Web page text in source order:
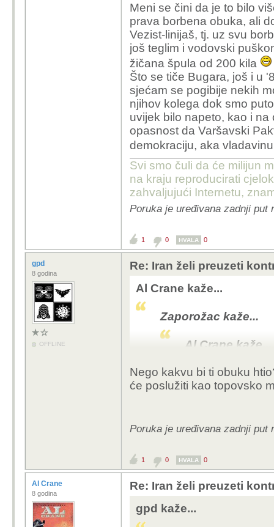
jednostavno na
na bojištu, i još
znaš da je to
možda za
Jankec brigade
A čuj parodija.
Možda za mene koji
Pragu (M53/59 Praga
dvocjevni top 30 mm)
kod "nas" u Zaječaru
obuku i nakon obuke
mjeseci. Majke mi
dolaze polupani s
Stalno su se bojali
YU vodstvu nije bilo.
Meni se čini da je to bilo
prava borbena obuka, ali
Vezist-linijaš, tj. uz svu
još teglim i vodovski
žičana špula od 200 kila
Što se tiče Bugara, još i u
sjećam se pogibije nekih
njihov kolega dok smo
uvijek bilo napeto, kao i
opasnost da Varšavski
demokraciju, aka
Svi smo čuli da će milijun
na kraju reproducirati
zahvaljujući Internetu,
Poruka je uređivana zadnji put
1 0 HVALA 0
gpd
8 godina
OFFLINE
Re: Iran želi preuzeti
Al Crane kaže...
Zaporožac kaže...
Al Crane kaže...
Sam kažeš
godina
neprijatelja.
brigade
A čuj parodija.
Možda za mene
Nego kakvu bi ti obuku
će poslužiti kao topovsko
Poruka je uređivana zadnji put
1 0 HVALA 0
Al Crane
8 godina
Re: Iran želi preuzeti
gpd kaže...